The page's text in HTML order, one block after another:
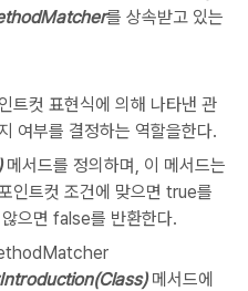
를 상속받고 있는
트컷 표현식에 의해 나타낸 관
여부를 결정하는 역할을한다.
메서드를 정의하며, 이 메서드는
인트컷 조건에 맞으면 true를
으면 false를 반환한다.
메서드에